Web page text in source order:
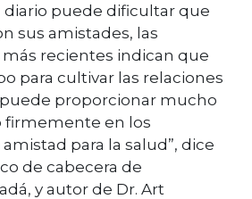
puede dificultar que
sus amistades, las
recientes indican que
para cultivar las relaciones
proporcionar mucho
firmemente en los
para la salud”, dice
de cabecera de
y autor de Dr. Art